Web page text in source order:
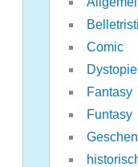
Comic
Dystopie
Fantasy
Funtasy